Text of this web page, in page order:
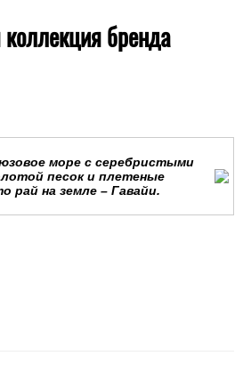
бренда
море с серебристыми
песок и плетеные
рай на земле – Гавайи.